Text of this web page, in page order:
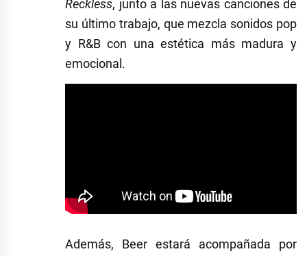
Reckless, junto a las nuevas canciones de
su último trabajo, que mezcla sonidos pop
y R&B con una estética más madura y
emocional.
Además, Beer estará acompañada por